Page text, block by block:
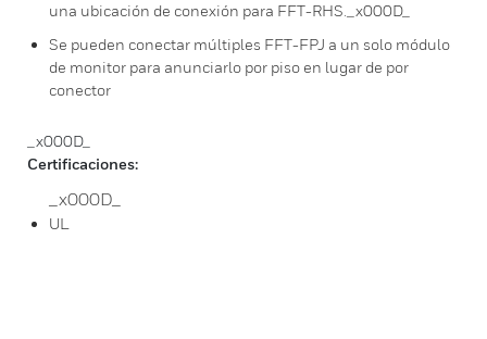
una ubicación de conexión para FFT-RHS._x000D_
Se pueden conectar múltiples FFT-FPJ a un solo módulo
de monitor para anunciarlo por piso en lugar de por
conector
_x000D_
Certificaciones:
_x000D_
UL